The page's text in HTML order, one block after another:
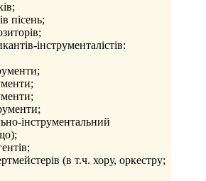
пісень;
інструменталістів:
інструментальний
(в т.ч. хору, оркестру;